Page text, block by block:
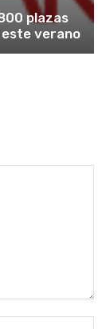
plazas
verano